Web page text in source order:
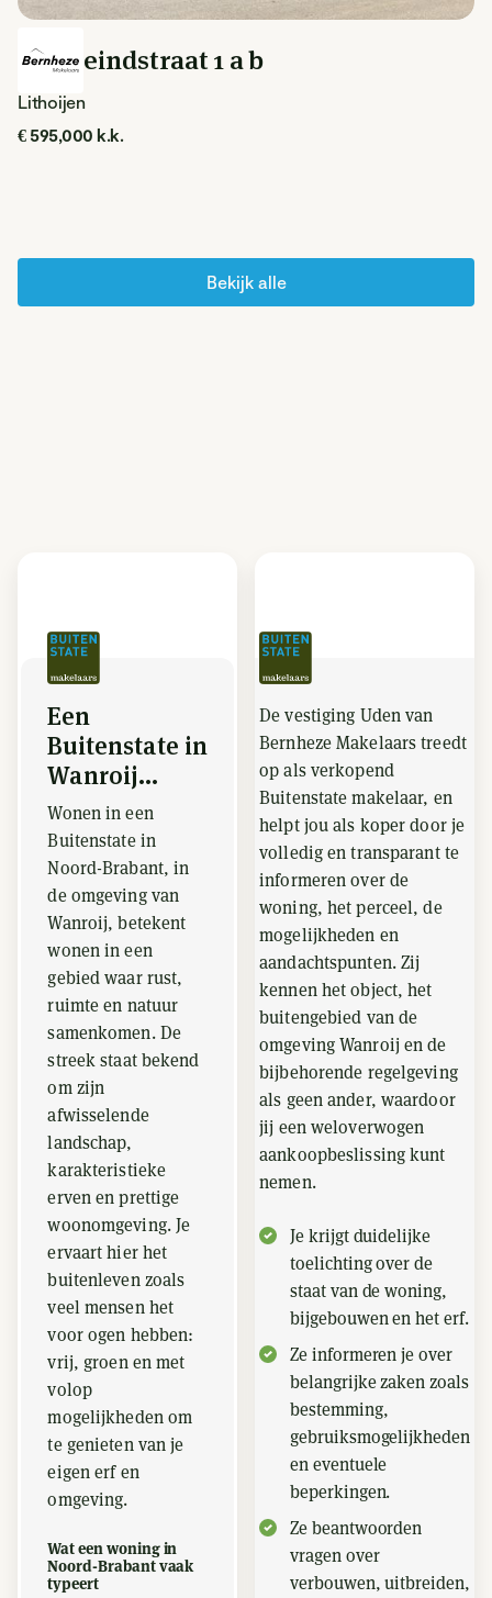
Steegeindstraat 1 a b
Lithoijen
€ 595,000 k.k.
Bekijk alle
Een
Buitenstate in
Wanroij...
Wonen in een
Buitenstate in
Noord-Brabant, in
de omgeving van
Wanroij, betekent
wonen in een
gebied waar rust,
ruimte en natuur
samenkomen. De
streek staat bekend
om zijn
afwisselende
landschap,
karakteristieke
erven en prettige
woonomgeving. Je
ervaart hier het
buitenleven zoals
veel mensen het
voor ogen hebben:
vrij, groen en met
volop
mogelijkheden om
te genieten van je
eigen erf en
omgeving.
Wat een woning in
Noord-Brabant vaak
typeert
De vestiging Uden van
Bernheze Makelaars treedt
op als verkopend
Buitenstate makelaar, en
helpt jou als koper door je
volledig en transparant te
informeren over de
woning, het perceel, de
mogelijkheden en
aandachtspunten. Zij
kennen het object, het
buitengebied van de
omgeving Wanroij en de
bijbehorende regelgeving
als geen ander, waardoor
jij een weloverwogen
aankoopbeslissing kunt
nemen.
Je krijgt duidelijke
toelichting over de
staat van de woning,
bijgebouwen en het erf.
Ze informeren je over
belangrijke zaken zoals
bestemming,
gebruiksmogelijkheden
en eventuele
beperkingen.
Ze beantwoorden
vragen over
verbouwen, uitbreiden,